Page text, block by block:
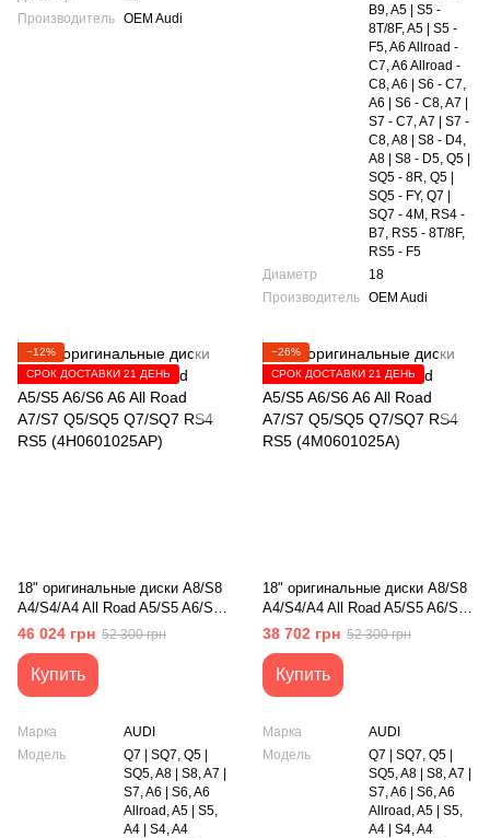
Производитель OEM Audi
B9, A5 | S5 -
8T/8F, A5 | S5 -
F5, A6 Allroad -
C7, A6 Allroad -
C8, A6 | S6 - C7,
A6 | S6 - C8, A7 |
S7 - C7, A7 | S7 -
C8, A8 | S8 - D4,
A8 | S8 - D5, Q5 |
SQ5 - 8R, Q5 |
SQ5 - FY, Q7 |
SQ7 - 4M, RS4 -
B7, RS5 - 8T/8F,
RS5 - F5
Диаметр
18
Производитель OEM Audi
−12%
СРОК ДОСТАВКИ 21 ДЕНЬ
18" оригинальные диски A8/S8
A4/S4/A4 All Road A5/S5 A6/S6
A6 All Road A7/S7 Q5/SQ5
Q7/SQ7 RS4 RS5
(4H0601025AP)
46 024 грн 52 300 грн
Купить
Марка
AUDI
Модель
Q7 | SQ7, Q5 |
SQ5, A8 | S8, A7 |
S7, A6 | S6, A6
Allroad, A5 | S5,
A4 | S4, A4
−26%
СРОК ДОСТАВКИ 21 ДЕНЬ
18" оригинальные диски A8/S8
A4/S4/A4 All Road A5/S5 A6/S6
A6 All Road A7/S7 Q5/SQ5
Q7/SQ7 RS4 RS5
(4M0601025A)
38 702 грн 52 300 грн
Купить
Марка
AUDI
Модель
Q7 | SQ7, Q5 |
SQ5, A8 | S8, A7 |
S7, A6 | S6, A6
Allroad, A5 | S5,
A4 | S4, A4